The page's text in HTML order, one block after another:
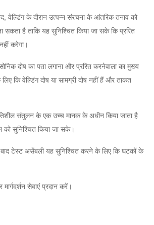
वेल्डिंग के दौरान उत्पन्न संरचना के आंतरिक तनाव को
सकता है ताकि यह सुनिश्चित किया जा सके कि प्ररित
करेगा।
दोष का पता लगाना और प्ररित करनेवाला का मुख्य
कि वेल्डिंग दोष या सामग्री दोष नहीं हैं और ताकत
संतुलन के एक उच्च मानक के अधीन किया जाता है
सुनिश्चित किया जा सके।
टेस्ट असेंबली यह सुनिश्चित करने के लिए कि घटकों के
सेवाएं प्रदान करें।